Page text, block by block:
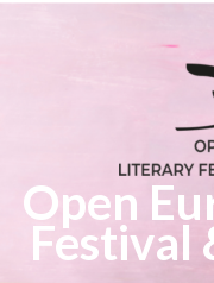
Open
Festival